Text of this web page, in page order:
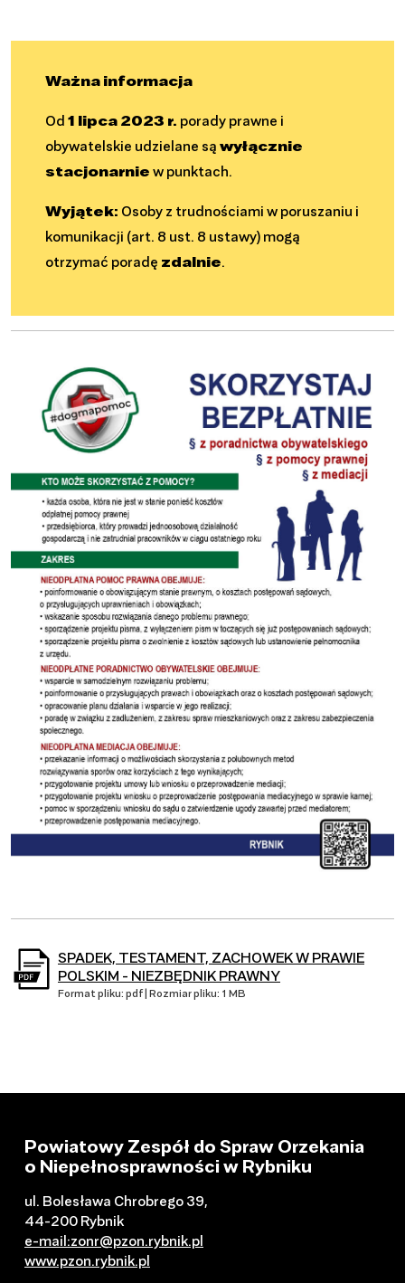
Ważna informacja
Od 1 lipca 2023 r. porady prawne i
obywatelskie udzielane są wyłącznie
stacjonarnie w punktach.
Wyjątek: Osoby z trudnościami w poruszaniu i
komunikacji (art. 8 ust. 8 ustawy) mogą
otrzymać poradę zdalnie.
SPADEK, TESTAMENT, ZACHOWEK W PRAWIE
POLSKIM - NIEZBĘDNIK PRAWNY
Format pliku: pdf | Rozmiar pliku: 1 MB
Powiatowy Zespół do Spraw Orzekania
o Niepełnosprawności w Rybniku
ul. Bolesława Chrobrego 39,
44-200 Rybnik
e-mail:zonr@pzon.rybnik.pl
www.pzon.rybnik.pl